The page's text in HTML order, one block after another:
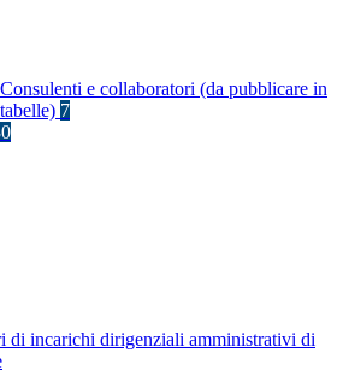
Consulenti e collaboratori (da pubblicare in
tabelle) 7
di incarichi dirigenziali amministrativi di